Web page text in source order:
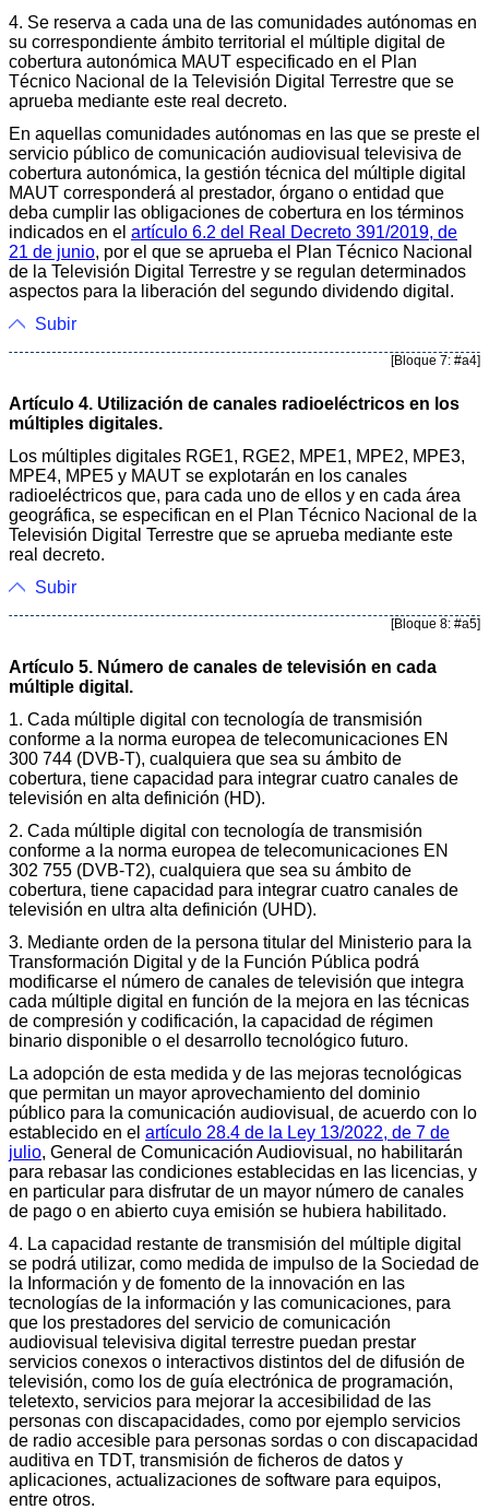
4. Se reserva a cada una de las comunidades autónomas en
su correspondiente ámbito territorial el múltiple digital de
cobertura autonómica MAUT especificado en el Plan
Técnico Nacional de la Televisión Digital Terrestre que se
aprueba mediante este real decreto.
En aquellas comunidades autónomas en las que se preste el
servicio público de comunicación audiovisual televisiva de
cobertura autonómica, la gestión técnica del múltiple digital
MAUT corresponderá al prestador, órgano o entidad que
deba cumplir las obligaciones de cobertura en los términos
indicados en el artículo 6.2 del Real Decreto 391/2019, de
21 de junio, por el que se aprueba el Plan Técnico Nacional
de la Televisión Digital Terrestre y se regulan determinados
aspectos para la liberación del segundo dividendo digital.
Subir
[Bloque 7: #a4]
Artículo 4. Utilización de canales radioeléctricos en los
múltiples digitales.
Los múltiples digitales RGE1, RGE2, MPE1, MPE2, MPE3,
MPE4, MPE5 y MAUT se explotarán en los canales
radioeléctricos que, para cada uno de ellos y en cada área
geográfica, se especifican en el Plan Técnico Nacional de la
Televisión Digital Terrestre que se aprueba mediante este
real decreto.
Subir
[Bloque 8: #a5]
Artículo 5. Número de canales de televisión en cada
múltiple digital.
1. Cada múltiple digital con tecnología de transmisión
conforme a la norma europea de telecomunicaciones EN
300 744 (DVB-T), cualquiera que sea su ámbito de
cobertura, tiene capacidad para integrar cuatro canales de
televisión en alta definición (HD).
2. Cada múltiple digital con tecnología de transmisión
conforme a la norma europea de telecomunicaciones EN
302 755 (DVB-T2), cualquiera que sea su ámbito de
cobertura, tiene capacidad para integrar cuatro canales de
televisión en ultra alta definición (UHD).
3. Mediante orden de la persona titular del Ministerio para la
Transformación Digital y de la Función Pública podrá
modificarse el número de canales de televisión que integra
cada múltiple digital en función de la mejora en las técnicas
de compresión y codificación, la capacidad de régimen
binario disponible o el desarrollo tecnológico futuro.
La adopción de esta medida y de las mejoras tecnológicas
que permitan un mayor aprovechamiento del dominio
público para la comunicación audiovisual, de acuerdo con lo
establecido en el artículo 28.4 de la Ley 13/2022, de 7 de
julio, General de Comunicación Audiovisual, no habilitarán
para rebasar las condiciones establecidas en las licencias, y
en particular para disfrutar de un mayor número de canales
de pago o en abierto cuya emisión se hubiera habilitado.
4. La capacidad restante de transmisión del múltiple digital
se podrá utilizar, como medida de impulso de la Sociedad de
la Información y de fomento de la innovación en las
tecnologías de la información y las comunicaciones, para
que los prestadores del servicio de comunicación
audiovisual televisiva digital terrestre puedan prestar
servicios conexos o interactivos distintos del de difusión de
televisión, como los de guía electrónica de programación,
teletexto, servicios para mejorar la accesibilidad de las
personas con discapacidades, como por ejemplo servicios
de radio accesible para personas sordas o con discapacidad
auditiva en TDT, transmisión de ficheros de datos y
aplicaciones, actualizaciones de software para equipos,
entre otros.